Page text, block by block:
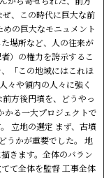
、この時代に巨大な前
の巨大なモニュメント
場所など、人の往来が
）の権力を誇示するこ
「この地域にはこれほ
々や領内の人々に強く
方後円墳を、どうやっ
かる一大プロジェクトで
立地の選定 まず、古墳
うかが重要でした。 地
きます。全体のバラン
て全体を監督 工事全体